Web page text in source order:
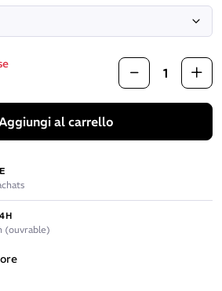
al carrello
(ouvrable)